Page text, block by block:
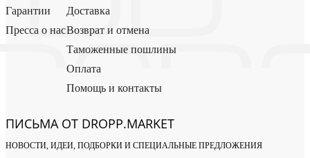
Гарантии
Пресса о нас
Доставка
Возврат и отмена
Таможенные пошлины
Оплата
Помощь и контакты
ПИСЬМА ОТ DROPP.MARKET
НОВОСТИ, ИДЕИ, ПОДБОРКИ И СПЕЦИАЛЬНЫЕ ПРЕДЛОЖЕНИЯ